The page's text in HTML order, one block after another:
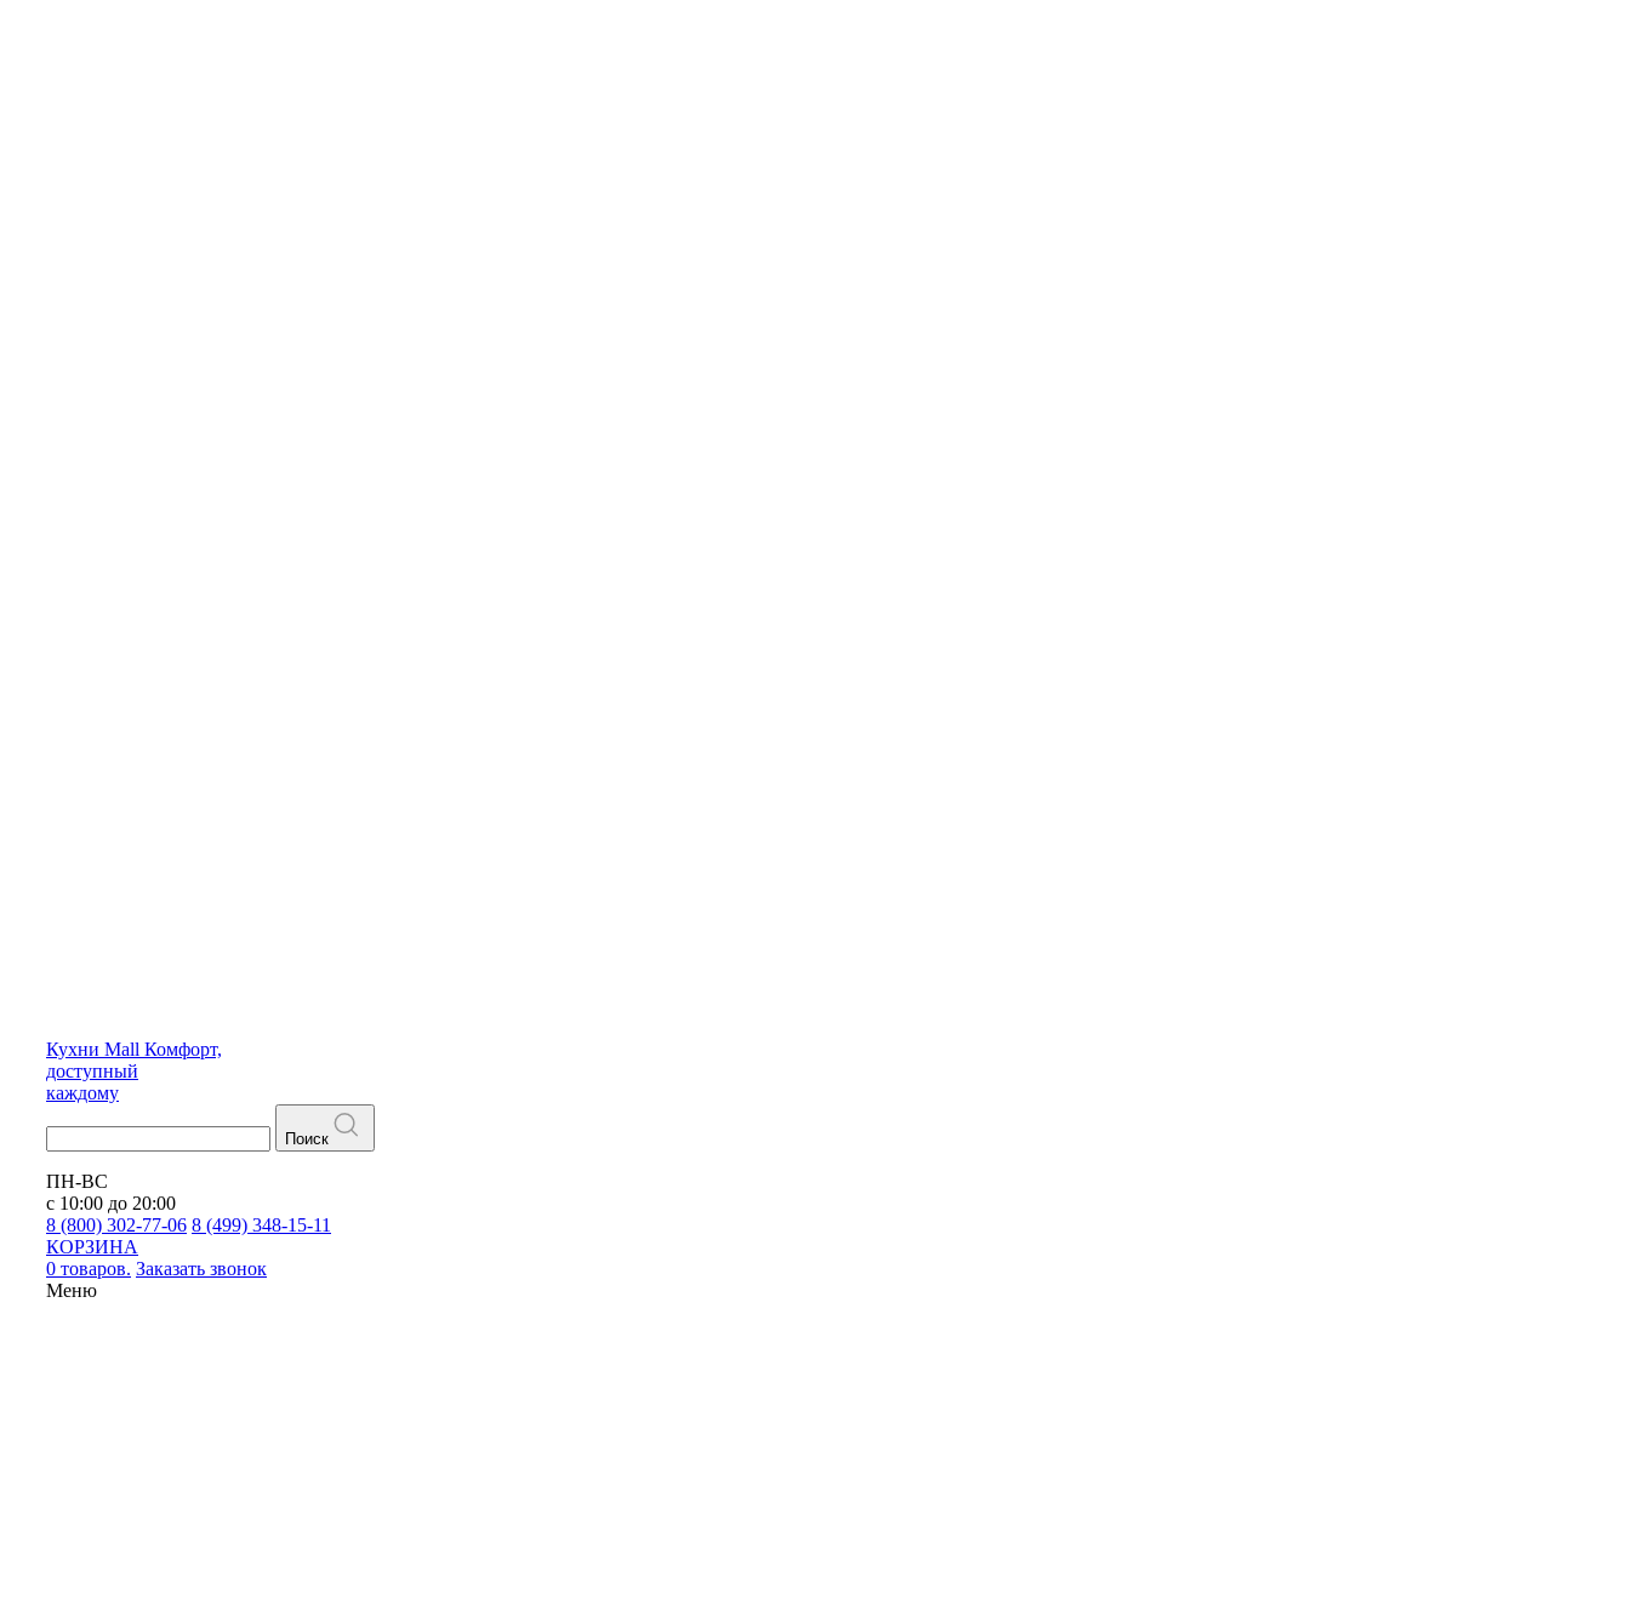
Кухни Mall Комфорт,
доступный
каждому
Поиск
ПН-ВС
с 10:00 до 20:00
8 (800) 302-77-06 8 (499) 348-15-11
КОРЗИНА
0 товаров. Заказать звонок
Меню